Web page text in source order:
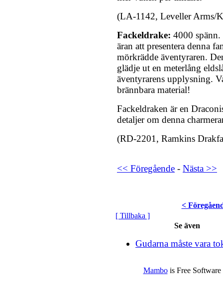
(LA-1142, Leveller Arms/
Fackeldrake: 4000
äran att presentera denna
mörkrädde äventyraren.
glädje ut en meterlång
äventyrarens upplysning.
brännbara material!
Fackeldraken är en
detaljer om denna
(RD-2201, Ramkins
<< Föregående - Nästa >>
<
[ Tillbaka ]
Se även
Gudarna måste vara
Mambois Free Software